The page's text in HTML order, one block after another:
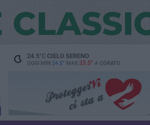
24.5°CCIELO SERENO
OGGI MIN 24.5° MAX 33.5° A CORATO